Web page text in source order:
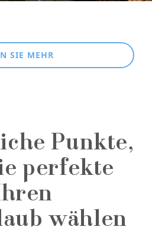
SIE MEHR
Punkte,
perfekte
wählen